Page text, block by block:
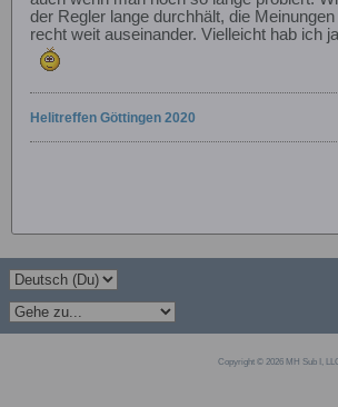
der Regler lange durchhält, die
recht weit auseinander. Vielleicht hab ich
Helitreffen Göttingen 2020
Copyright © 2026 MH Sub I,